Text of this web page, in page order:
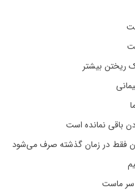
ریختن بیشتر
باقی نمانده است
فقط در زمان گذشته صرف می‌شود
ماست